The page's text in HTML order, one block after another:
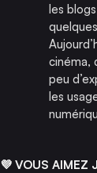
les
cinéma,
peu
les
💜 VOUS AIMEZ